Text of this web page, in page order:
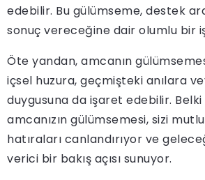
edebilir. Bu gülümseme, destek
sonuç vereceğine dair olumlu bir
Öte yandan, amcanın
içsel huzura, geçmişteki anılara
duygusuna da işaret edebilir.
amcanızın gülümsemesi, sizi
hatıraları canlandırıyor ve
verici bir bakış açısı sunuyor.